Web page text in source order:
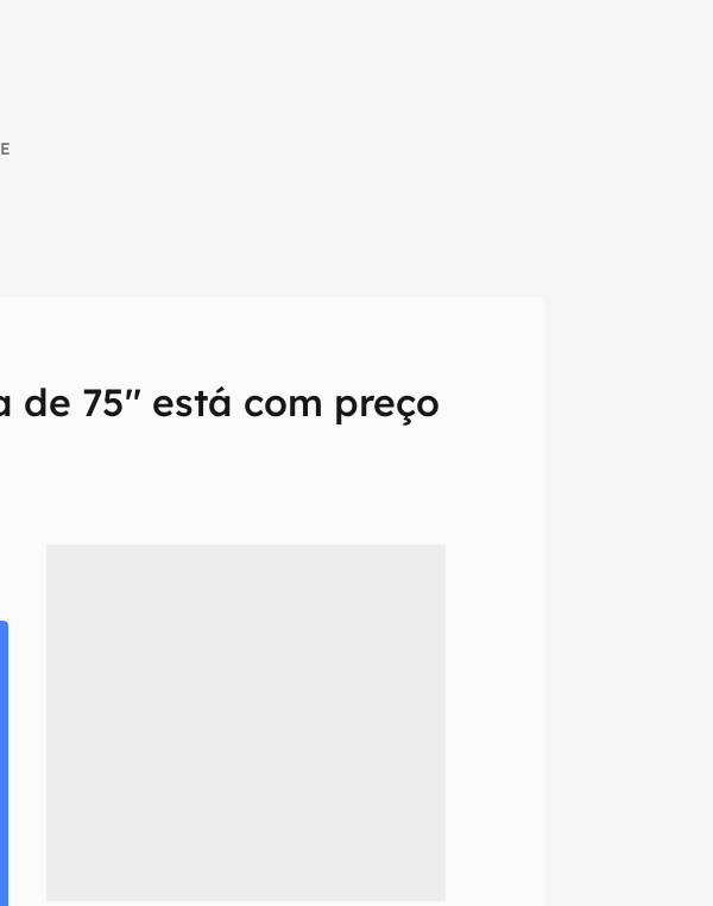
de 75'' está com preço
sobre tecnologia em primeira